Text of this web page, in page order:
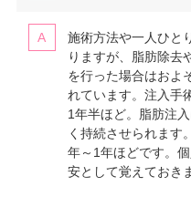
施術方法や一人ひと
りますが、脂肪除去
を行った場合はおよ
れています。注入手
1年半ほど。脂肪注
く持続させられます
年～1年ほどです。
安として覚えておき